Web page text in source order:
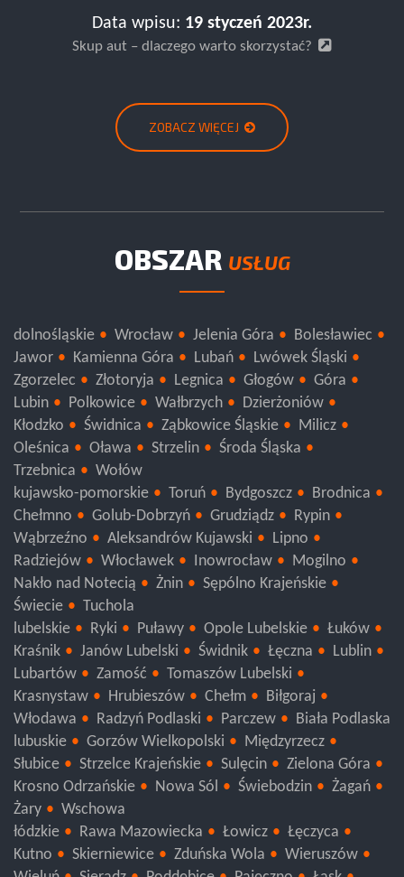
Data wpisu: 19 styczeń 2023r.
Skup aut – dlaczego warto skorzystać?
ZOBACZ WIĘCEJ
OBSZAR
dolnośląskie Wrocław Jelenia Góra
Bolesławiec
Jawor
Kamienna Góra Lubań
Lwówek Śląski
Zgorzelec
Złotoryja Legnica Głogów
Góra
Lubin
Polkowice Wałbrzych
Dzierżoniów
Kłodzko
Świdnica Ząbkowice Śląskie
Milicz
Oleśnica
Oława
Trzebnica
Wołów
kujawsko-pomorskie
Toruń Bydgoszcz
Brodnica
Chełmno
Golub-Dobrzyń Grudziądz
Rypin
Wąbrzeźno
Aleksandrów Kujawski
Lipno
Radziejów
Włocławek Inowrocław
Mogilno
Nakło nad Notecią
Świecie
Tuchola
lubelskie
Ryki Puławy Opole Lubelskie
Łuków
Kraśnik
Janów Lubelski Świdnik Łęczna
Lubartów
Zamość
Tomaszów Lubelski
Krasnystaw
Hrubieszów Chełm
Biłgoraj
Włodawa
Radzyń Podlaski Parczew
Biała Podlaska
lubuskie
Gorzów Wielkopolski
Międzyrzecz
Słubice
Strzelce Krajeńskie Sulęcin
Zielona Góra
Krosno Odrzańskie
Żary
Wschowa
łódzkie
Rawa Mazowiecka Łowicz
Łęczyca